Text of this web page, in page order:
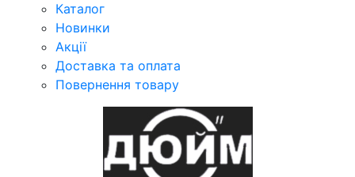
Каталог
Новинки
Акції
Доставка та оплата
Повернення товару